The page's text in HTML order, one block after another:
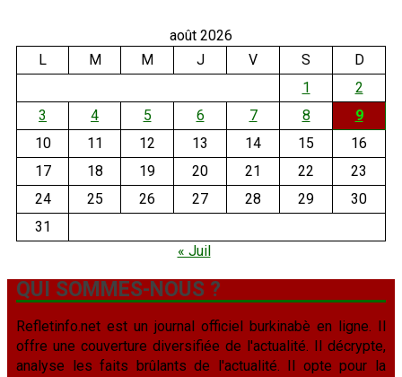
août 2026
L
M M J V S
D
1
2
3
4 5 6 7 8
9
10
11 12 13 14 15
16
17
18 19 20 21 22
23
24
25 26 27 28 29
30
31
« Juil
QUI SOMMES-NOUS ?
Refletinfo.net est un journal officiel burkinabè en ligne. Il
offre une couverture diversifiée de l'actualité. Il décrypte,
analyse les faits brûlants de l'actualité. Il opte pour la